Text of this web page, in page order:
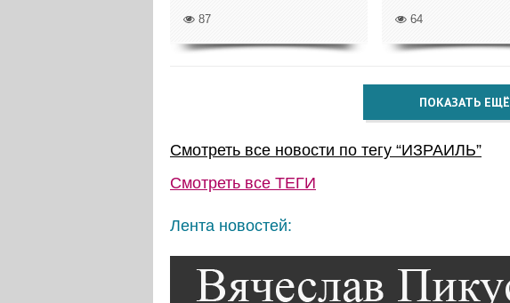
87 64
ПОКАЗАТЬ ЕЩЁ
Смотреть все новости по тегу “ИЗРАИЛЬ”
Смотреть все ТЕГИ
Лента новостей: